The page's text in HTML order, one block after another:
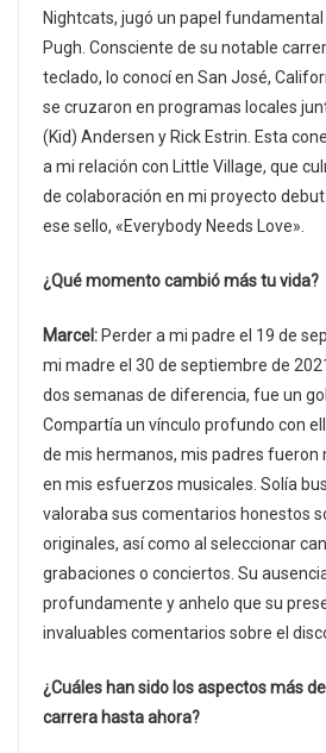
Nightcats, jugó un papel
Pugh. Consciente de su notable
teclado, lo conocí en San José,
se cruzaron en programas locales
(Kid) Andersen y Rick Estrin. Esta
a mi relación con Little Village, que
de colaboración en mi proyecto
ese sello, «Everybody Needs Love».
¿Qué momento cambió más tu vida?
Marcel: Perder a mi padre el 19 de
mi madre el 30 de septiembre de
dos semanas de diferencia, fue un
Compartía un vínculo profundo con
de mis hermanos, mis padres fueron
en mis esfuerzos musicales. Solía
valoraba sus comentarios honestos
originales, así como al seleccionar
grabaciones o conciertos. Su
profundamente y anhelo que su
invaluables comentarios sobre el
¿Cuáles han sido los aspectos más
carrera hasta ahora?